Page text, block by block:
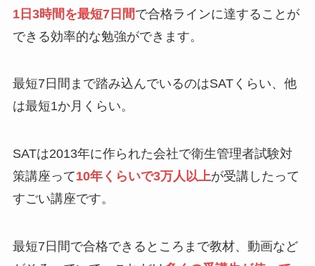
1日3時間を最短7日間で合格ラインに達することが
できる効率的な勉強ができます。
最短7日間まで踏み込んでいるのはSATくらい、他
は最短1か月くらい。
SATは2013年に作られた会社で衛生管理者試験対
策講座って10年くらいで3万人以上が受講したって
すごい講座です。
最短7日間で合格できるところまで教材、動画など